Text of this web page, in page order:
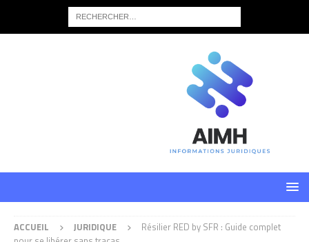
ACCUEIL JURIDIQUE
Résilier RED by SFR : Guide complet